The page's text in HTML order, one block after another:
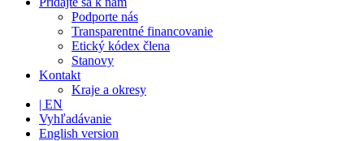
Podporte nás
Transparentné financovanie
Etický kódex člena
Stanovy
Kontakt
Kraje a okresy
| EN
Vyhľadávanie
English version